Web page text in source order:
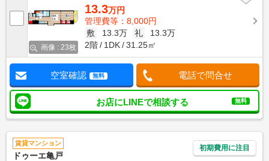
画像 : 23枚
13.3万円
管理費等：8,000円
敷
13.3万 礼
13.3万
2階
1DK 31.25㎡
空室確認 無料 電話で問合せ
お店にLINEで相談する 無料
賃貸マンション
ドゥーエ亀戸
初期費用に注目